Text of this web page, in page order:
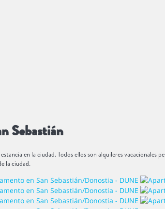
Sebastián
en la ciudad. Todos ellos son alquileres
la ciudad.